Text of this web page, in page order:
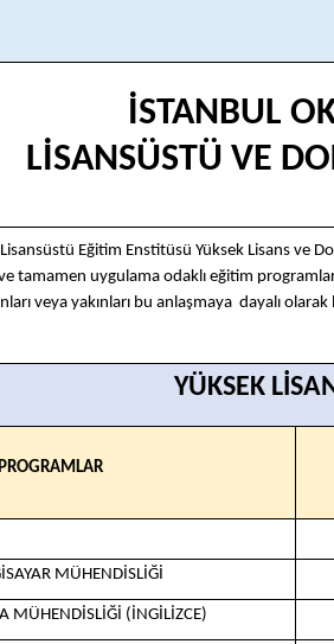
İSTANBUL
LİSANSÜSTÜ VE
Eğitim Enstitüsü Yüksek Lisans ve
tamamen uygulama odaklı eğitim
veya yakınları bu anlaşmaya dayalı
YÜKSEK
MÜHENDİSLİĞİ
MÜHENDİSLİĞİ (İNGİLİZCE)